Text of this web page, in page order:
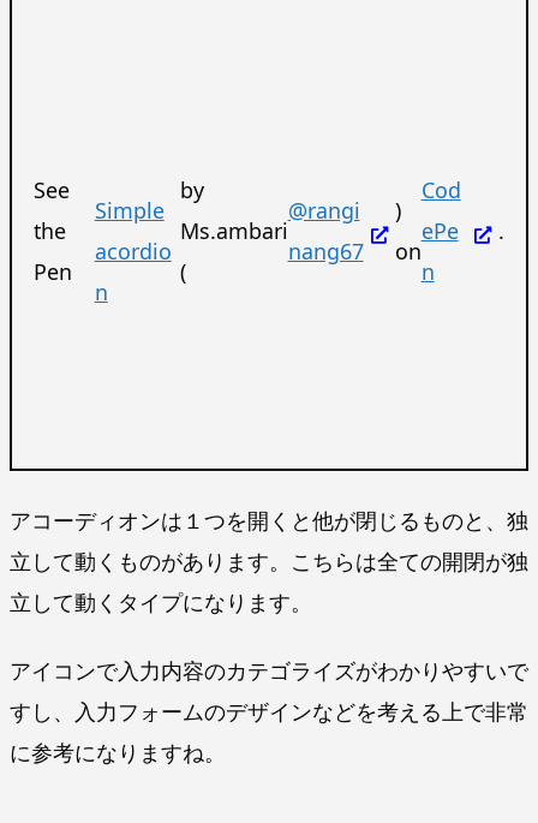
See
the
Pen
Simple
acordio
n
by
Ms.ambari
(
@rangi
nang67
)
on
Cod
ePe
n
.
アコーディオンは１つを開くと他が閉じるものと、独
立して動くものがあります。こちらは全ての開閉が独
立して動くタイプになります。
アイコンで入力内容のカテゴライズがわかりやすいで
すし、入力フォームのデザインなどを考える上で非常
に参考になりますね。